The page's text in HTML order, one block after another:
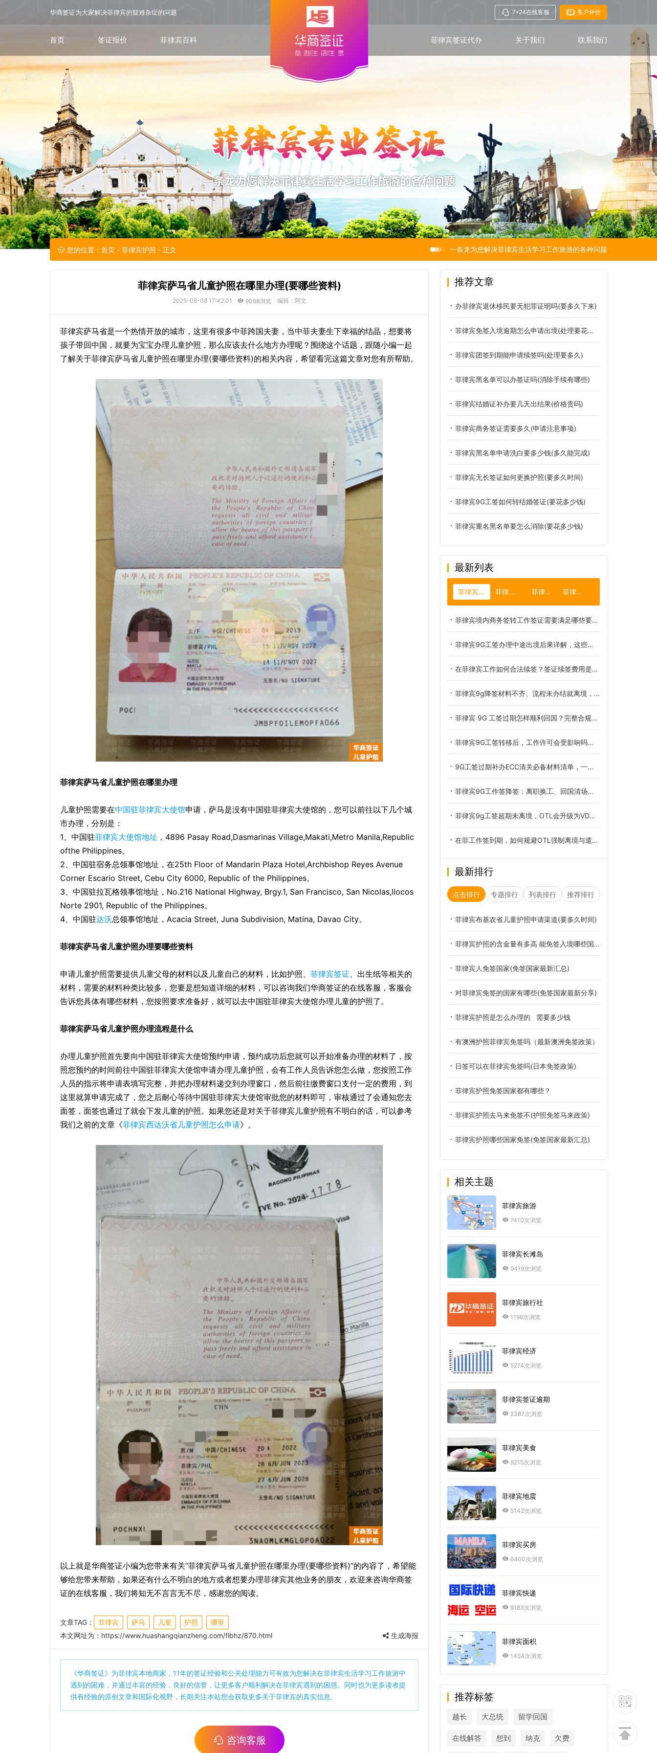
华商签证为大家解决菲律宾的疑难杂症的问题 7*24在线客服 客户评价
首页 签证报价 菲律宾百科 菲律宾签证代办 关于我们 联系我们
您的位置： 首页 - 菲律宾护照 - 正文 一条龙为您解决菲律宾生活学习工作旅游的各种问题
菲律宾萨马省儿童护照在哪里办理(要哪些资料)
2025-08-08 17:42:01 9098浏览 编辑：阿文
菲律宾萨马省是一个热情开放的城市，这里有很多中菲跨国夫妻，当中菲夫妻生下幸福的结晶，想要将
孩子带回中国，就要为宝宝办理儿童护照，那么应该去什么地方办理呢？围绕这个话题，跟随小编一起
了解关于菲律宾萨马省儿童护照在哪里办理(要哪些资料)的相关内容，希望看完这篇文章对您有所帮助。
菲律宾萨马省儿童护照在哪里办理
儿童护照需要在中国驻菲律宾大使馆申请，萨马是没有中国驻菲律宾大使馆的，您可以前往以下几个城
市办理，分别是：
1、中国驻菲律宾大使馆地址 ，4896 Pasay Road,Dasmarinas Village,Makati,Metro Manila,Republic
ofthe Philippines。
2、中国驻宿务总领事馆地址，在25th Floor of Mandarin Plaza Hotel,Archbishop Reyes Avenue
Corner Escario Street, Cebu City 6000, Republic of the Philippines。
3、中国驻拉瓦格领事馆地址，No.216 National Highway, Brgy.1, San Francisco, San Nicolas,llocos
Norte 2901, Republic of the Philippines。
4、中国驻达沃总领事馆地址，Acacia Street, Juna Subdivision, Matina, Davao City。
菲律宾萨马省儿童护照办理要哪些资料
申请儿童护照需要提供儿童父母的材料以及儿童自己的材料，比如护照、 菲律宾签证、出生纸等相关的
材料，需要的材料种类比较多，您要是想知道详细的材料，可以咨询我们华商签证的在线客服，客服会
告诉您具体有哪些材料，您按照要求准备好，就可以去中国驻菲律宾大使馆办理儿童的护照了。
菲律宾萨马省儿童护照办理流程是什么
办理儿童护照首先要向中国驻菲律宾大使馆预约申请，预约成功后您就可以开始准备办理的材料了，按
照您预约的时间前往中国驻菲律宾大使馆申请办理儿童护照，会有工作人员告诉您怎么做，您按照工作
人员的指示将申请表填写完整，并把办理材料递交到办理窗口，然后前往缴费窗口支付一定的费用，到
这里就算申请完成了，您之后耐心等待中国驻菲律宾大使馆审批您的材料即可，审核通过了会通知您去
面签，面签也通过了就会下发儿童的护照。如果您还是对关于菲律宾儿童护照有不明白的话，可以参考
我们之前的文章《菲律宾西达沃省儿童护照怎么申请》。
以上就是华商签证小编为您带来有关“菲律宾萨马省儿童护照在哪里办理(要哪些资料)”的内容了，希望能
够给您带来帮助，如果还有什么不明白的地方或者想要办理菲律宾其他业务的朋友，欢迎来咨询华商签
证的在线客服，我们将知无不言言无不尽，感谢您的阅读。
文章TAG： 菲律宾 萨马 儿童 护照
哪里
本文网址为： https://www.huashangqianzheng.com/flbhz/870.html 生成海报
《华商签证》为菲律宾本地商家，11年的签证经验和公关处理能力可有效为您解决在菲律宾生活学习工作旅游中
遇到的困难，并通过丰富的经验，良好的信誉，让更多客户顺利解决在菲律宾遇到的困惑。同时也为更多读者提
供有经验的原创文章和国际化视野，长期关注本站您会获取更多关于菲律宾的真实信息。
咨询客服
推荐文章
办菲律宾退休移民要无犯罪证明吗(要多久下来)
菲律宾免签入境逾期怎么申请出境(处理要花多少钱)
菲律宾团签到期能申请续签吗(处理要多久)
菲律宾黑名单可以办签证吗(消除手续有哪些)
菲律宾结婚证补办要几天出结果(价格贵吗)
菲律宾商务签证需要多久(申请注意事项)
菲律宾黑名单申请洗白要多少钱(多久能完成)
菲律宾无长签证如何更换护照(要多久时间)
菲律宾9G工签如何转结婚签证(要花多少钱)
菲律宾重名黑名单要怎么消除(要花多少钱)
最新列表
菲律宾9g工签 菲律宾大使馆 菲律宾租房 菲律宾长滩岛
菲律宾境内商务签转工作签证需要满足哪些要求？如何自我判定
菲律宾9G工签办理中途出境后果详解，这些风险一定要知晓
在菲律宾工作如何合法续签？签证续签费用是多少？
菲律宾9g降签材料不齐、流程未办结就离境，会面临哪些实际后果？
菲律宾 9G 工签过期怎样顺利回国？完整合规办理指南
菲律宾9G工签转移后，工作许可会受影响吗？日常持有工签的基础维护小要点
9G工签过期补办ECC清关必备材料清单，一文梳理齐全
菲律宾9G工作签降签：离职换工、回国清场前必须完成的合规转换
菲律宾9g工签超期未离境，OTL会升级为VDO吗？正确解决方式汇总
在菲工作签到期，如何规避OTL强制离境与遣返风险
最新排行
点击排行 专题排行 列表排行 推荐排行
菲律宾布基农省儿童护照申请渠道(要多久时间)
菲律宾护照的含金量有多高 能免签入境哪些国家
菲律宾人免签国家(免签国家最新汇总)
对菲律宾免签的国家有哪些(免签国家最新分享)
菲律宾护照是怎么办理的 需要多少钱
有澳洲护照菲律宾免签吗（最新澳洲免签政策）
日签可以在菲律宾免签吗(日本免签政策)
菲律宾护照免签国家都有哪些？
菲律宾护照去马来免签不(护照免签马来政策)
菲律宾护照哪些国家免签(免签国家最新汇总)
相关主题
菲律宾旅游
7410次浏览
菲律宾长滩岛
9419次浏览
菲律宾旅行社
1199次浏览
菲律宾经济
5274次浏览
菲律宾签证逾期
2387次浏览
菲律宾美食
9215次浏览
菲律宾地震
5142次浏览
菲律宾买房
6400次浏览
菲律宾快递
9183次浏览
菲律宾面积
1454次浏览
推荐标签
越长 大总统 留学回国
在线解答 想到 纳克 欠费